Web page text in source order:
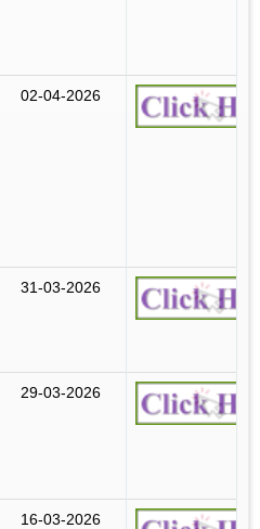
02-04-2026
31-03-2026
29-03-2026
16-03-2026